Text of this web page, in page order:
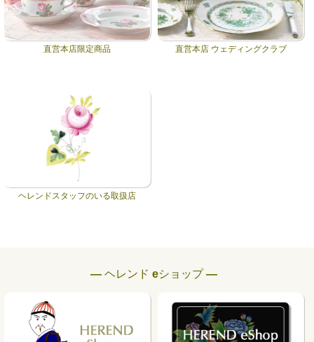
直営本店限定商品 直営本店 ウェディングクラブ
ヘレンドスタッフのいる取扱店
― ヘレンド eショップ ―